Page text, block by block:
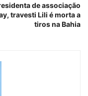
de associação
travesti Lili é morta a
tiros na Bahia